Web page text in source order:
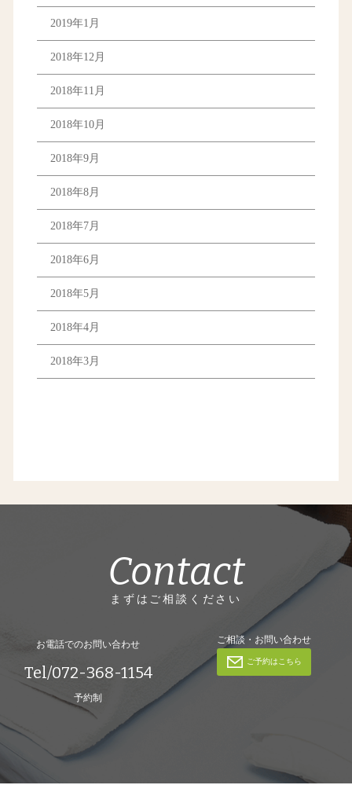
2019年1月
2018年12月
2018年11月
2018年10月
2018年9月
2018年8月
2018年7月
2018年6月
2018年5月
2018年4月
2018年3月
Contact
まずはご相談ください
お電話でのお問い合わせ
Tel/072-368-1154
予約制
ご相談・お問い合わせ
ご予約はこちら